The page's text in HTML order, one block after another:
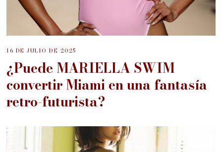
16 DE JULIO DE 2025
¿Puede MARIELLA SWIM
convertir Miami en una fantasía
retro-futurista?